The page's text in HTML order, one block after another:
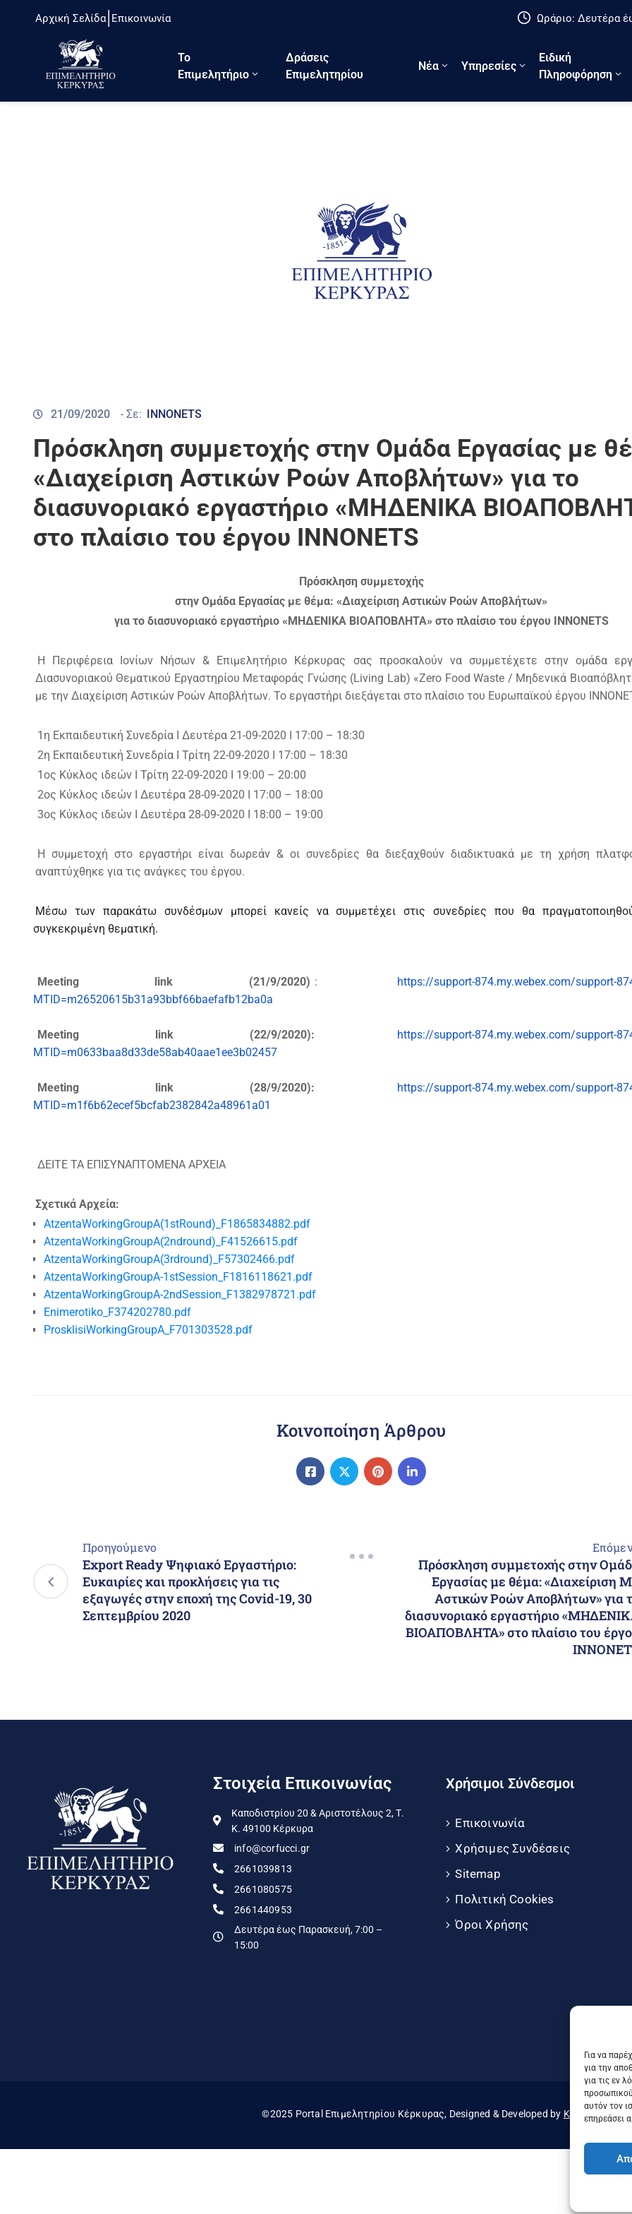
Για να
για την
για τις εν
αυτόν τον
επηρεάσει
Αρχική Σελίδα Επικοινωνία Ωράριο: Δευτέρα
Το
Eπιμελητήριο
Δράσεις
Επιμελητηρίου
Νέα Υπηρεσίες
Ειδική
Πληροφόρηση
21/09/2020 - Σε: INNONETS
Πρόσκληση συμμετοχής στην Ομάδα Εργασίας με
«Διαχείριση Αστικών Ροών Αποβλήτων» για το
διασυνοριακό εργαστήριο «ΜΗΔΕΝΙΚΑ
στο πλαίσιο του έργου ΙΝΝΟΝΕΤS
Πρόσκληση συμμετοχής
στην Ομάδα Εργασίας με θέμα: «Διαχείριση Αστικών Ροών Αποβλήτων»
για το διασυνοριακό εργαστήριο «ΜΗΔΕΝΙΚΑ ΒΙΟΑΠΟΒΛΗΤΑ» στο πλαίσιο του έργου ΙΝΝΟΝΕΤS
Η Περιφέρεια Ιονίων Νήσων & Επιμελητήριο Κέρκυρας σας προσκαλούν να συμμετέχετε στην ομάδα
Διασυνοριακού Θεματικού Εργαστηρίου Μεταφοράς Γνώσης (Living Lab) «Zero Food Waste / Μηδενικά
με την Διαχείριση Αστικών Ροών Αποβλήτων. Το εργαστήρι διεξάγεται στο πλαίσιο του Ευρωπαϊκού έργου
1η Εκπαιδευτική Συνεδρία Ι Δευτέρα 21-09-2020 Ι 17:00 – 18:30
2η Εκπαιδευτική Συνεδρία Ι Τρίτη 22-09-2020 Ι 17:00 – 18:30
1ος Κύκλος ιδεών Ι Τρίτη 22-09-2020 Ι 19:00 – 20:00
2ος Κύκλος ιδεών Ι Δευτέρα 28-09-2020 Ι 17:00 – 18:00
3ος Κύκλος ιδεών Ι Δευτέρα 28-09-2020 Ι 18:00 – 19:00
Η συμμετοχή στο εργαστήρι είναι δωρεάν & οι συνεδρίες θα διεξαχθούν διαδικτυακά με τη χρήση
αναπτύχθηκε για τις ανάγκες του έργου.
Μέσω των παρακάτω συνδέσμων μπορεί κανείς να συμμετέχει στις συνεδρίες που θα
συγκεκριμένη θεματική.
Meeting link (21/9/2020) :
https://support-874.my.webex.com/support-
MTID=m26520615b31a93bbf66baefafb12ba0a
Meeting link (22/9/2020):
https://support-874.my.webex.com/support-
MTID=m0633baa8d33de58ab40aae1ee3b02457
Meeting link (28/9/2020):
https://support-874.my.webex.com/support-
MTID=m1f6b62ecef5bcfab2382842a48961a01
ΔΕΙΤΕ ΤΑ ΕΠΙΣΥΝΑΠΤΟΜΕΝΑ ΑΡΧΕΙΑ
Σχετικά Αρχεία:
AtzentaWorkingGroupA(1stRound)_F1865834882.pdf
AtzentaWorkingGroupA(2ndround)_F41526615.pdf
AtzentaWorkingGroupA(3rdround)_F57302466.pdf
AtzentaWorkingGroupA-1stSession_F1816118621.pdf
AtzentaWorkingGroupA-2ndSession_F1382978721.pdf
Enimerotiko_F374202780.pdf
ProsklisiWorkingGroupA_F701303528.pdf
Κοινοποίηση Άρθρου
Προηγούμενο
Export Ready Ψηφιακό Εργαστήριο:
Ευκαιρίες και προκλήσεις για τις
εξαγωγές στην εποχή της Covid-19, 30
Σεπτεμβρίου 2020
Πρόσκληση συμμετοχής στην
Εργασίας με θέμα: «Διαχείριση
Αστικών Ροών Αποβλήτων» για
διασυνοριακό εργαστήριο
ΒΙΟΑΠΟΒΛΗΤΑ» στο πλαίσιο του
Στοιχεία Επικοινωνίας
Καποδιστρίου 20 & Αριστοτέλους 2, Τ.
Κ. 49100 Κέρκυρα
info@corfucci.gr
2661039813
2661080575
2661440953
Δευτέρα έως Παρασκευή, 7:00 –
15:00
Χρήσιμοι Σύνδεσμοι
Επικοινωνία
Χρήσιμες Συνδέσεις
Sitemap
Πολιτική Cookies
Όροι Χρήσης
©2025 Portal Επιμελητηρίου Κέρκυρας, Designed & Developed by Knowledge A.E.